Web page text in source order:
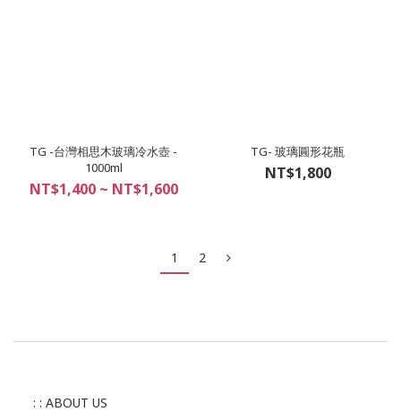
TG -台灣相思木玻璃冷水壺 -
1000ml
NT$1,400 ~ NT$1,600
TG- 玻璃圓形花瓶
NT$1,800
1 2
: : ABOUT US